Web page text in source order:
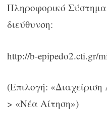
Πληροφορικό
διεύθυνση:
http://b-epipedo2.cti.gr/
(Επιλογή:
> «Νέα Αίτηση»)